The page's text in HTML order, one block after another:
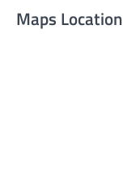
Maps Location